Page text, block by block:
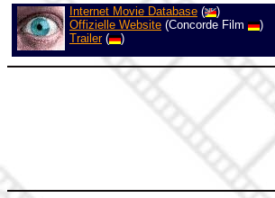
Internet Movie Database (
)
Offizielle Website (Concorde Film
)
Trailer( )